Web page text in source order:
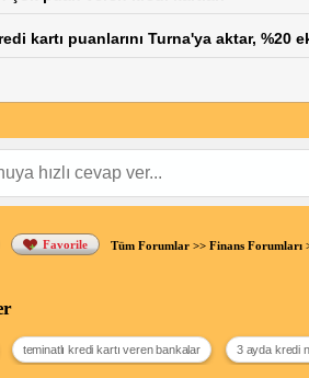
kartı puanlarını Turna'ya aktar, %20
Favorile Tüm Forumlar>> Finans Forumları
teminatlı kredi kartı veren bankalar 3 ayda kredi